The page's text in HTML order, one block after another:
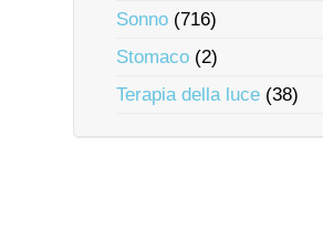
Sonno (716)
Stomaco (2)
Terapia della luce (38)